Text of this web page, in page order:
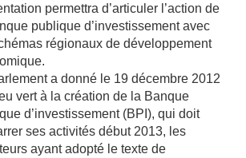
permettra d’articuler l’action de
publique d’investissement avec
régionaux de développement
a donné le 19 décembre 2012
vert à la création de la Banque
d’investissement (BPI), qui doit
ses activités début 2013, les
ayant adopté le texte de